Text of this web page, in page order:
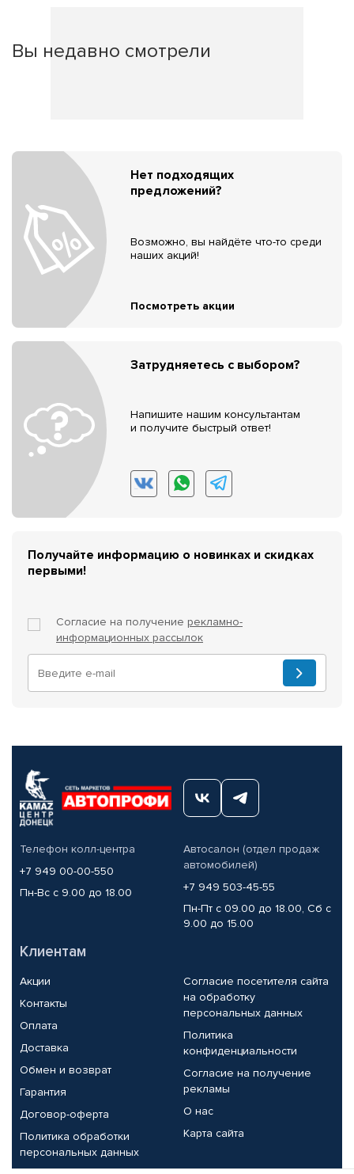
Вы недавно смотрели
Нет подходящих
предложений?
Возможно, вы найдёте что-то среди
наших акций!
Посмотреть акции
Затрудняетесь с выбором?
Напишите нашим консультантам
и получите быстрый ответ!
Получайте информацию о новинках и скидках
первыми!
Согласие на получение рекламно-
информационных рассылок
Телефон колл-центра
+7 949 00-00-550
Пн-Вс с 9.00 до 18.00
Автосалон (отдел продаж
автомобилей)
+7 949 503-45-55
Пн-Пт с 09.00 до 18.00, Сб с
9.00 до 15.00
Клиентам
Акции
Контакты
Оплата
Доставка
Обмен и возврат
Гарантия
Договор-оферта
Политика обработки
персональных данных
Согласие посетителя сайта
на обработку
персональных данных
Политика
конфиденциальности
Согласие на получение
рекламы
О нас
Карта сайта